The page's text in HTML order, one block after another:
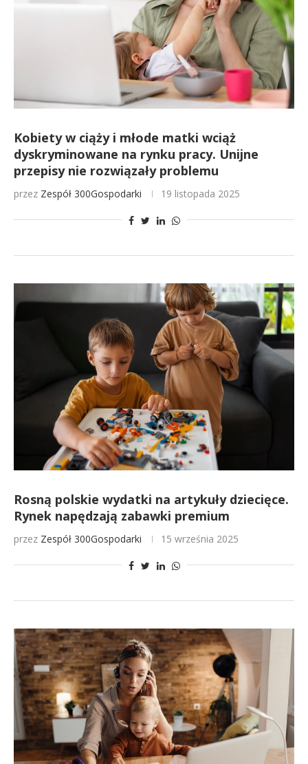
Kobiety w ciąży i młode matki wciąż
dyskryminowane na rynku pracy. Unijne
przepisy nie rozwiązały problemu
przez Zespół 300Gospodarki 19 listopada 2025
Rosną polskie wydatki na artykuły dziecięce.
Rynek napędzają zabawki premium
przez Zespół 300Gospodarki 15 września 2025